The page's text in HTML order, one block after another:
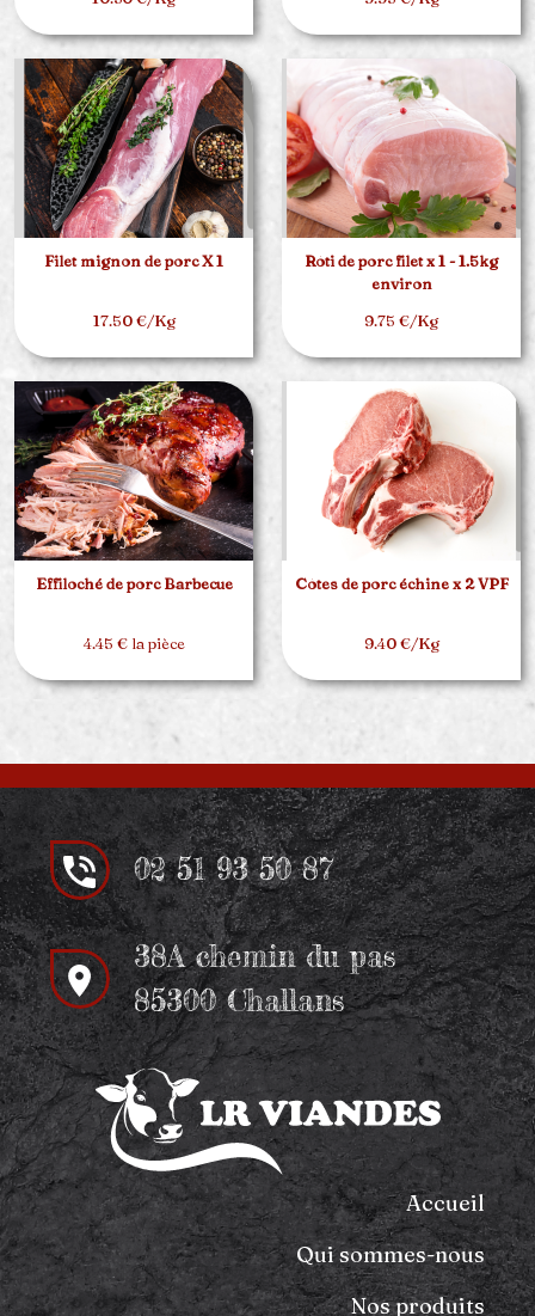
Filet mignon de porc X 1
17.50 €/Kg
Rôti de porc filet x 1 - 1.5kg
environ
9.75 €/Kg
Effiloché de porc Barbecue
4.45 € la pièce
Côtes de porc échine x 2 VPF
9.40 €/Kg
02 51 93 50 87
38A chemin du pas
85300 Challans
Accueil
Qui sommes-nous
Nos produits